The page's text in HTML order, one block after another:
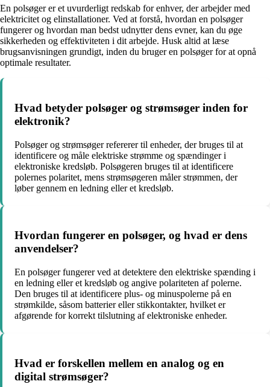
En polsøger er et uvurderligt redskab for enhver, der arbejder med
elektricitet og elinstallationer. Ved at forstå, hvordan en polsøger
fungerer og hvordan man bedst udnytter dens evner, kan du øge
sikkerheden og effektiviteten i dit arbejde. Husk altid at læse
brugsanvisningen grundigt, inden du bruger en polsøger for at opnå
optimale resultater.
Hvad betyder polsøger og strømsøger inden for
elektronik?
Polsøger og strømsøger refererer til enheder, der bruges til at
identificere og måle elektriske strømme og spændinger i
elektroniske kredsløb. Polsøgeren bruges til at identificere
polernes polaritet, mens strømsøgeren måler strømmen, der
løber gennem en ledning eller et kredsløb.
Hvordan fungerer en polsøger, og hvad er dens
anvendelser?
En polsøger fungerer ved at detektere den elektriske spænding i
en ledning eller et kredsløb og angive polariteten af polerne.
Den bruges til at identificere plus- og minuspolerne på en
strømkilde, såsom batterier eller stikkontakter, hvilket er
afgørende for korrekt tilslutning af elektroniske enheder.
Hvad er forskellen mellem en analog og en
digital strømsøger?